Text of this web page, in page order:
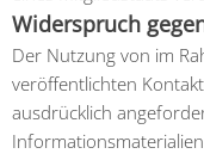
Widerspruch
Der Nutzung von im
veröffentlichten
ausdrücklich